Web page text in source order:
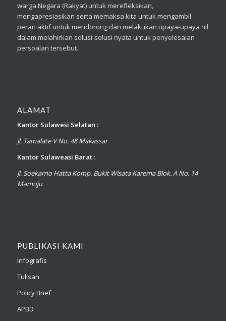
warga Negara (Rakyat) untuk merefleksikan,
mengapresiasikan serta memaksa kita untuk mengambil
peran aktif untuk mendorong dan melakukan upaya-upaya riil
dalam melahirkan solusi-solusi nyata untuk penyelesaian
persoalan tersebut.
ALAMAT
Kantor Sulawesi Selatan :
Jl. Tamalate V No. 48 Makassar
Kantor Sulaweasi Barat :
Jl. Soekarno Hatta Komp. Bukit Wisata Karema Blok. A No. 14
Mamuju
PUBLIKASI KAMI
Infografis
Tulisan
Policy Brief
APBD